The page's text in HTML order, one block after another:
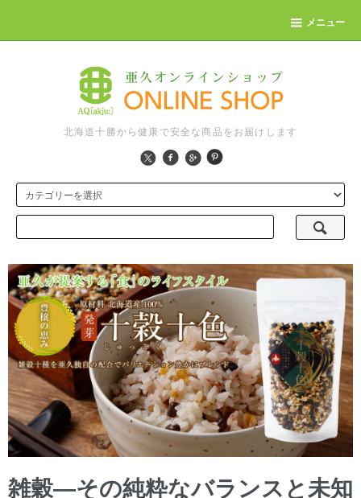
メニュー
北海道十勝から健康で安全な商品をお届けします
雑穀―その純粋なバランスと未知